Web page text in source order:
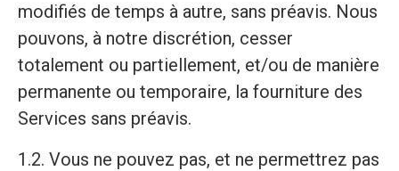
modifiés de temps à autre, sans préavis. Nous
pouvons, à notre discrétion, cesser
totalement ou partiellement, et/ou de manière
permanente ou temporaire, la fourniture des
Services sans préavis.
1.2. Vous ne pouvez pas, et ne permettrez pas